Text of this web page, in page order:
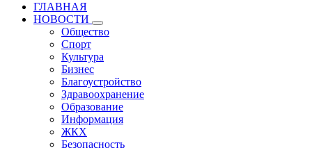
ГЛАВНАЯ
НОВОСТИ
Общество
Спорт
Культура
Бизнес
Благоустройство
Здравоохранение
Образование
Информация
ЖКХ
Безопасность